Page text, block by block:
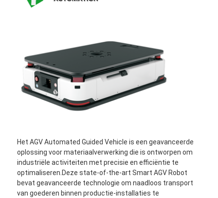
Het AGV Automated Guided Vehicle is een geavanceerde
oplossing voor materiaalverwerking die is ontworpen om
industriële activiteiten met precisie en efficiëntie te
optimaliseren.Deze state-of-the-art Smart AGV Robot
bevat geavanceerde technologie om naadloos transport
van goederen binnen productie-installaties te